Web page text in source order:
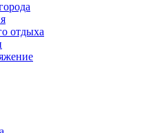
отдыха